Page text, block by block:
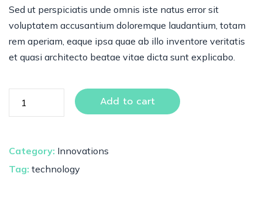
Sed ut perspiciatis unde omnis iste natus error sit
voluptatem accusantium doloremque laudantium, totam
rem aperiam, eaque ipsa quae ab illo inventore veritatis
et quasi architecto beatae vitae dicta sunt explicabo.
Add to cart
Category: Innovations
Tag: technology